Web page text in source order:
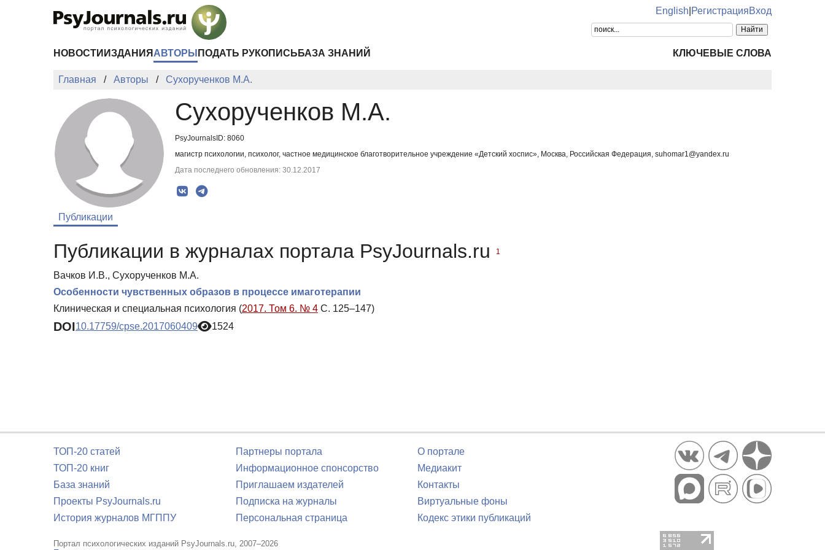
English РегистрацияВход
НОВОСТИ ИЗДАНИЯ АВТОРЫ ПОДАТЬ РУКОПИСЬ БАЗА ЗНАНИЙ КЛЮЧЕВЫЕ СЛОВА
Главная Авторы Сухорученков М.А.
Сухорученков М.А.
PsyJournalsID: 8060
магистр психологии, психолог, частное медицинское благотворительное учреждение «Детский хоспис», Москва, Российская Федерация, suhomar1@yandex.ru
Дата последнего обновления: 30.12.2017
Публикации
Публикации в журналах портала PsyJournals.ru 1
Вачков И.В., Сухорученков М.А.
Особенности чувственных образов в процессе имаготерапии
Клиническая и специальная психология (2017. Том 6. № 4 С. 125–147)
DOI10.17759/cpse.2017060409 1524
ТОП-20 статей
ТОП-20 книг
База знаний
Проекты PsyJournals.ru
История журналов МГППУ
Партнеры портала
Информационное спонсорство
Приглашаем издателей
Подписка на журналы
Персональная страница
О портале
Медиакит
Контакты
Виртуальные фоны
Кодекс этики публикаций
Портал психологических изданий PsyJournals.ru, 2007–2026